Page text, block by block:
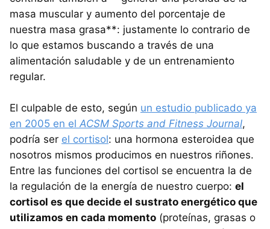
masa muscular y aumento del porcentaje de
nuestra masa grasa**: justamente lo contrario de
lo que estamos buscando a través de una
alimentación saludable y de un entrenamiento
regular.
El culpable de esto, según un estudio publicado ya
en 2005 en el ACSM Sports and Fitness Journal,
podría ser el cortisol: una hormona esteroidea que
nosotros mismos producimos en nuestros riñones.
Entre las funciones del cortisol se encuentra la de
la regulación de la energía de nuestro cuerpo: el
cortisol es que decide el sustrato energético que
utilizamos en cada momento (proteínas, grasas o